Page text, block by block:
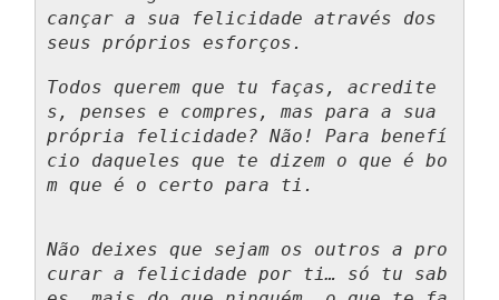
cançar a sua felicidade através dos
seus próprios esforços.
Todos querem que tu faças, acredite
s, penses e compres, mas para a sua
própria felicidade? Não! Para benefí
cio daqueles que te dizem o que é bo
m que é o certo para ti.
Não deixes que sejam os outros a pro
curar a felicidade por ti… só tu sab